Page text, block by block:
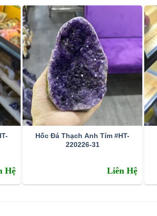
Hệ
Hốc Đá Thạch Anh Tím #HT-
220226-31
Liên Hệ